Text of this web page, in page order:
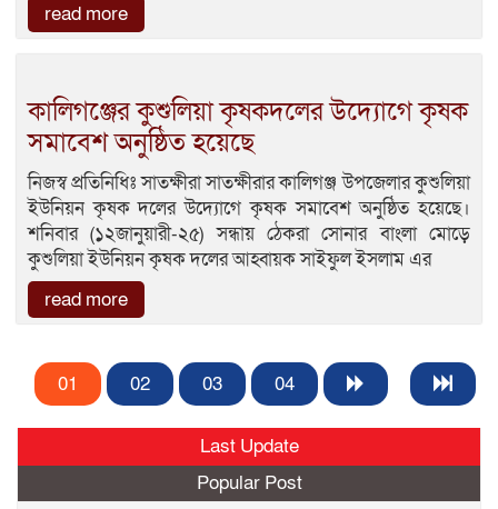
read more
কালিগঞ্জের কুশুলিয়া কৃষকদলের উদ্যোগে কৃষক
সমাবেশ অনুষ্ঠিত হয়েছে
নিজস্ব প্রতিনিধিঃ সাতক্ষীরা সাতক্ষীরার কালিগঞ্জ উপজেলার কুশুলিয়া
ইউনিয়ন কৃষক দলের উদ্যোগে কৃষক সমাবেশ অনুষ্ঠিত হয়েছে।
শনিবার (১২জানুয়ারী-২৫) সন্ধায় ঠেকরা সোনার বাংলা মোড়ে
কুশুলিয়া ইউনিয়ন কৃষক দলের আহ্বায়ক সাইফুল ইসলাম এর
read more
01 02 03 04
Last Update
Popular Post